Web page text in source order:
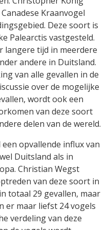
Kraanvogel
Deze soort is
Palearctis vastgesteld.
langere tijd in meerdere
andere in Duitsland.
van alle gevallen in de
over de mogelijke
wordt ook een
van deze soort
delen van de wereld.
opvallende influx van
Duitsland als in
Christian Wegst
van deze soort in
totaal 29 gevallen, maar
er maar liefst 24 vogels
verdeling van deze